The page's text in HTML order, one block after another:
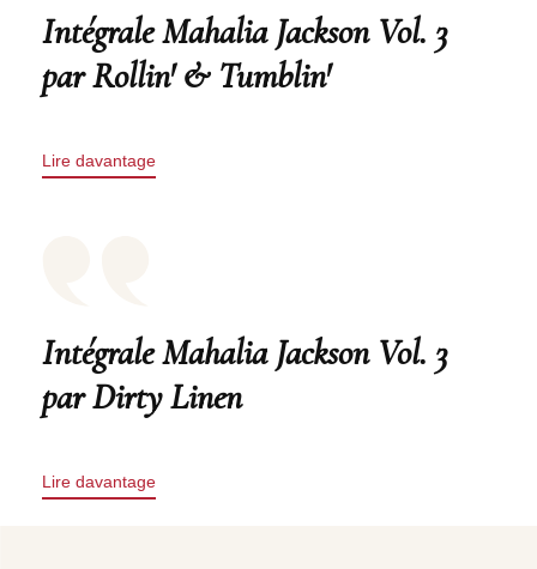
Intégrale Mahalia Jackson Vol. 3
par Rollin' & Tumblin'
Lire davantage
Intégrale Mahalia Jackson Vol. 3
par Dirty Linen
Lire davantage